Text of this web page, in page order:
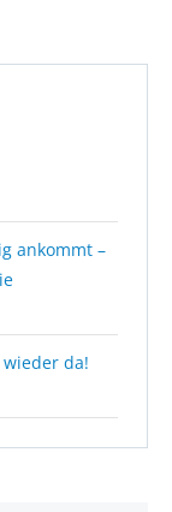
ankommt –
da!